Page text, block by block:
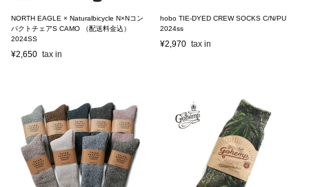
NORTH EAGLE × Naturalbicycle N×Nコン
パクトチェアS CAMO （配送料金込）
2024SS
¥2,650
hobo TIE-DYED CREW SOCKS C/N/PU
2024ss
¥2,970